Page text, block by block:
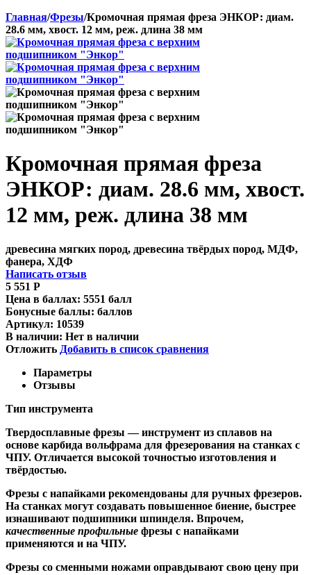
Главная/Фрезы/Кромочная прямая фреза ЭНКОР: диам.
28.6 мм, хвост. 12 мм, реж. длина 38 мм
Кромочная прямая фреза
ЭНКОР: диам. 28.6 мм, хвост.
12 мм, реж. длина 38 мм
древесина мягких пород, древесина твёрдых пород, МДФ,
фанера, ХДФ
Написать отзыв
5 551 Р
Цена в баллах: 5551 балл
Бонусные баллы: баллов
Артикул: 10539
В наличии: Нет в наличии
Отложить Добавить в список сравнения
Параметры
Отзывы
Тип инструмента
Твердосплавные фрезы — инструмент из сплавов на
основе карбида вольфрама для фрезерования на станках с
ЧПУ. Отличается высокой точностью изготовления и
твёрдостью.
Фрезы с напайками рекомендованы для ручных фрезеров.
На станках могут создавать повышенное биение, быстрее
изнашивают подшипники шпинделя. Впрочем,
качественные профильные фрезы с напайками
применяются и на ЧПУ.
Фрезы со сменными ножами оправдывают свою цену при